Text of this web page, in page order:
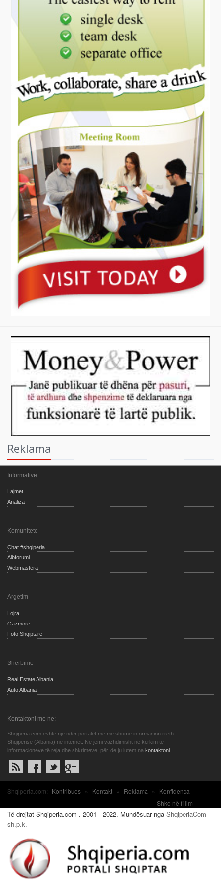
Reklama
Informative
Lajmet
Analiza
Komunitete
Chat #shqiperia
Albforumi
Webmastera
Argetim
Lojra
Gazmore
Foto Shqiptare
Shërbime
Real Estate Albania
Auto Albania
Kontaktoni me ne:
Shqiperia.com është një ndër portalet me më shumë informacion rreth
Shqipërisë (Albania) në internet. Ne jemi vazhdimisht në kërkim të
informacioneve të reja dhe shkrimeve, për ide ju lutem na kontaktoni
Shqiperia.com: Kontribues » Kontakt » Reklama »
Konfidenca
Shko në fillim
Të drejtat Shqiperia.com . 2001 - 2022. Mundësuar nga ShqiperiaCom
sh.p.k.